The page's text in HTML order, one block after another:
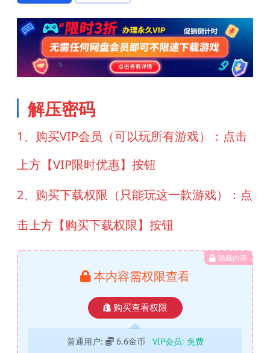
解压密码
1、购买VIP会员（可以玩所有游戏）：点击
上方【VIP限时优惠】按钮
2、购买下载权限（只能玩这一款游戏）：点
击上方【购买下载权限】按钮
隐藏内容
本内容需权限查看
购买查看权限
普通用户: 6.6金币 VIP会员: 免费